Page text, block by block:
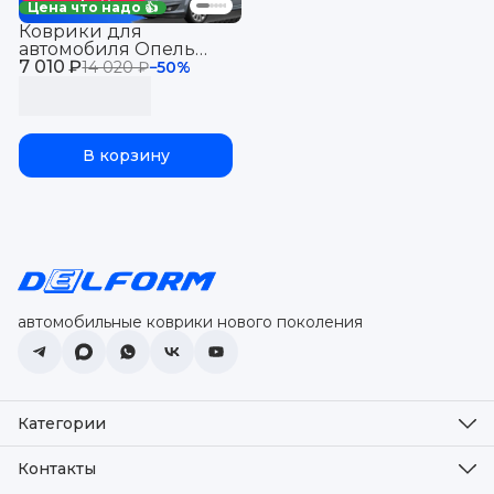
Цена что надо 👍
7 010 ₽14 020 ₽−50%
Коврики для
автомобиля Опель
Астра H СД (2004-14),
В корзину
автомобильные коврики нового поколения
Категории
Оплата
Доставка
Контакты